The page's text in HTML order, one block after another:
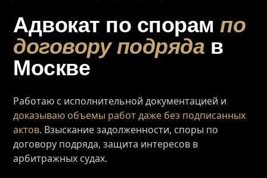
Адвокат по спорам по
договору подряда в
Москве
Работаю с исполнительной документацией и
доказываю объемы работ даже без подписанных
актов. Взыскание задолженности, споры по
договору подряда, защита интересов в
арбитражных судах.